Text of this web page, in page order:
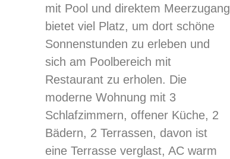
mit Pool und direktem Meerzugang
bietet viel Platz, um dort schöne
Sonnenstunden zu erleben und
sich am Poolbereich mit
Restaurant zu erholen. Die
moderne Wohnung mit 3
Schlafzimmern, offener Küche, 2
Bädern, 2 Terrassen, davon ist
eine Terrasse verglast, AC warm